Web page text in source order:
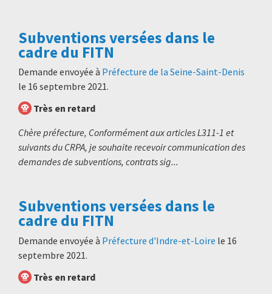
Subventions versées dans le
cadre du FITN
Demande envoyée à Préfecture de la Seine-Saint-Denis
le 16 septembre 2021.
Très en retard
Chère préfecture, Conformément aux articles L311-1 et
suivants du CRPA, je souhaite recevoir communication des
demandes de subventions, contrats sig...
Subventions versées dans le
cadre du FITN
Demande envoyée à Préfecture d'Indre-et-Loire le 16
septembre 2021.
Très en retard